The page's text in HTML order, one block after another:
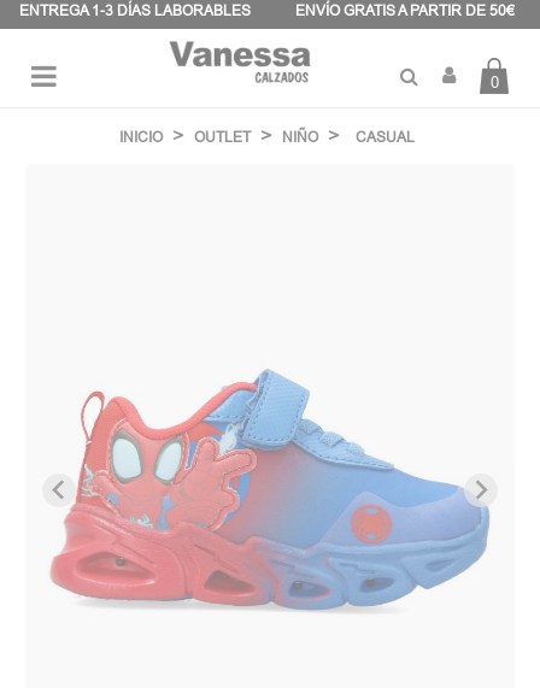
ENTREGA 1-3 DÍAS LABORABLES ENVÍO GRATIS A PARTIR DE 50€
0
INICIO OUTLET NIÑO CASUAL
Panel de gestión de cookies